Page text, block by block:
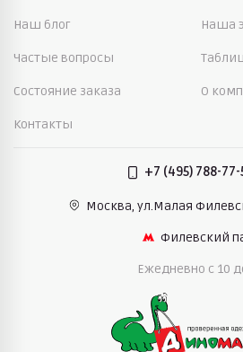
Наш блог Наша
Частые вопросы
Состояние заказа О
Контакты
+7 (495) 788-77-
Москва, ул.Малая
Филевский
Ежедневно c 10